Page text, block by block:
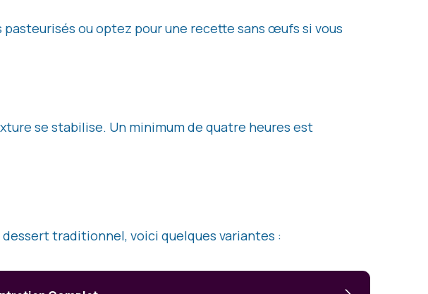
ou optez pour une recette sans œufs si vous
se stabilise. Un minimum de quatre heures est
traditionnel, voici quelques variantes :